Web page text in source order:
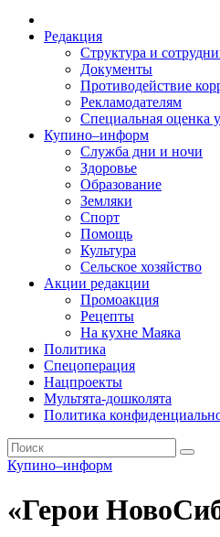
Редакция
Структура и
Документы
Противодействие
Рекламодателям
Специальная оценка
Купино–информ
Служба дни и ночи
Здоровье
Образование
Земляки
Спорт
Помощь
Культура
Сельское хозяйство
Акции редакции
Промоакция
Рецепты
На кухне Маяка
Политика
Спецоперация
Нацпроекты
Мультята-дошколята
Политика
Купино–информ
«Герои